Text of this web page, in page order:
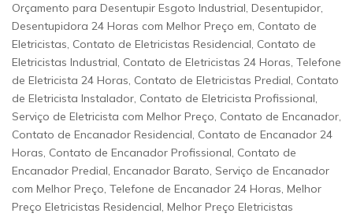
Orçamento para Desentupir Esgoto Industrial, Desentupidor,
Desentupidora 24 Horas com Melhor Preço em, Contato de
Eletricistas, Contato de Eletricistas Residencial, Contato de
Eletricistas Industrial, Contato de Eletricistas 24 Horas, Telefone
de Eletricista 24 Horas, Contato de Eletricistas Predial, Contato
de Eletricista Instalador, Contato de Eletricista Profissional,
Serviço de Eletricista com Melhor Preço, Contato de Encanador,
Contato de Encanador Residencial, Contato de Encanador 24
Horas, Contato de Encanador Profissional, Contato de
Encanador Predial, Encanador Barato, Serviço de Encanador
com Melhor Preço, Telefone de Encanador 24 Horas, Melhor
Preço Eletricistas Residencial, Melhor Preço Eletricistas